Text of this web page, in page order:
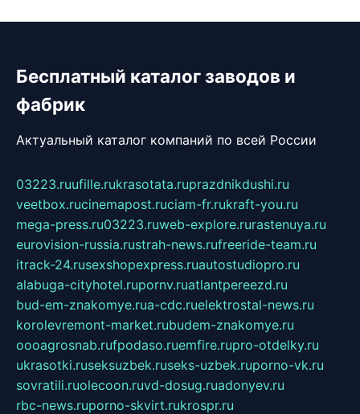
Бесплатный каталог заводов и
фабрик
Актуальный каталог компаний по всей России
03223.ruufille.rukrasotata.ruprazdnikdushi.ru
veetbox.rucinemapost.ruciam-fr.rukraft-you.ru
mega-press.ru03223.ruweb-explore.rurastenuya.ru
eurovision-russia.rustrah-news.rufreeride-team.ru
itrack-24.rusexshopexpress.ruautostudiopro.ru
alabuga-cityhotel.rupornv.ruatlantpereezd.ru
bud-em-znakomye.rua-cdc.ruelektrostal-news.ru
korolevremont-market.rubudem-znakomye.ru
oooagrosnab.rufpodaso.ruemfire.rupro-otdelky.ru
ukrasotki.ruseksuzbek.ruseks-uzbek.ruporno-vk.ru
sovratili.ruolecoon.ruvd-dosug.ruadonyev.ru
rbc-news.ruporno-skvirt.rukrospr.ru